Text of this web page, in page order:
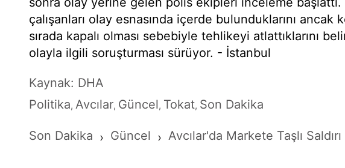
çalışanları olay esnasında içerde bulunduklarını ancak
sırada kapalı olması sebebiyle tehlikeyi atlattıklarını
olayla ilgili soruşturması sürüyor. - İstanbul
Kaynak: DHA
Politika, Avcılar, Güncel, Tokat, Son Dakika
Son Dakika › Güncel › Avcılar'da Markete Taşlı